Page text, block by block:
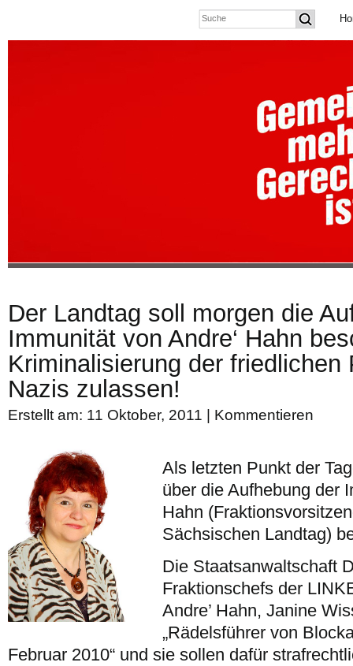
Der Landtag soll morgen die
Immunität von Andre‘ Hahn
Kriminalisierung der friedlichen
Nazis zulassen!
Erstellt am: 11 Oktober, 2011 | Kommentieren
Als letzten Punkt der
über die Aufhebung der
Hahn
Sächsischen Landtag)
Die Staatsanwaltschaft
Fraktionschefs der
Andre’ Hahn, Janine
„Rädelsführer von
Februar 2010“ und sie sollen dafür